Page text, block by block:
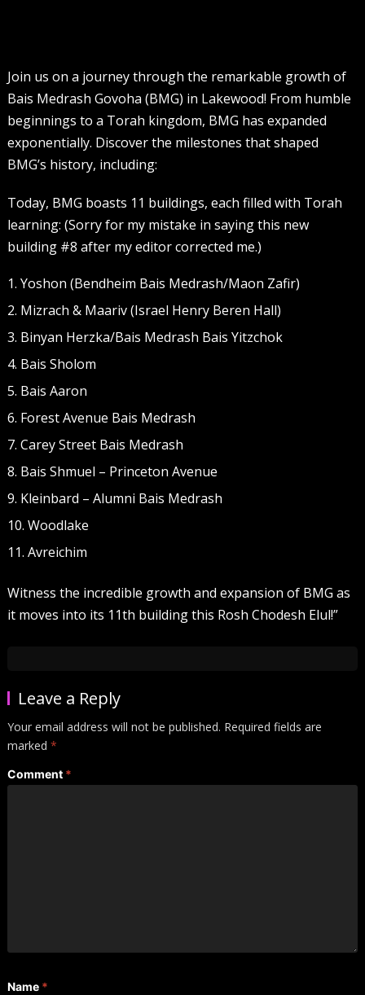
Join us on a journey through the remarkable growth of
Bais Medrash Govoha (BMG) in Lakewood! From humble
beginnings to a Torah kingdom, BMG has expanded
exponentially. Discover the milestones that shaped
BMG’s history, including:
Today, BMG boasts 11 buildings, each filled with Torah
learning: (Sorry for my mistake in saying this new
building #8 after my editor corrected me.)
Yoshon (Bendheim Bais Medrash/Maon Zafir)
Mizrach & Maariv (Israel Henry Beren Hall)
Binyan Herzka/Bais Medrash Bais Yitzchok
Bais Sholom
Bais Aaron
Forest Avenue Bais Medrash
Carey Street Bais Medrash
Bais Shmuel – Princeton Avenue
Kleinbard – Alumni Bais Medrash
Woodlake
Avreichim
Witness the incredible growth and expansion of BMG as
it moves into its 11th building this Rosh Chodesh Elul!”
Leave a Reply
Your email address will not be published. Required fields are
marked *
Comment *
Name *